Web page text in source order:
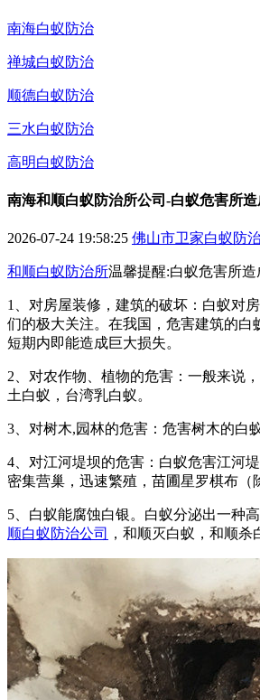
南海白蚁防治
禅城白蚁防治
顺德白蚁防治
三水白蚁防治
高明白蚁防治
南海和顺白蚁防治所公司-白蚁危害所
2026-07-24 19:58:25 佛山市卫家白蚁防
和顺白蚁防治所温馨提醒:白蚁危害所
1、对房屋装修，建筑的破坏：白蚁对
们的极大关注。在我国，危害建筑的
短期内即能造成巨大损失。
2、对农作物、植物的危害：一般来说
土白蚁，台湾乳白蚁。
3、对树木,园林的危害：危害树木的白
4、对江河堤坝的危害：白蚁危害江河
密集营巢，迅速繁殖，苗圃星罗棋布（
5、白蚁能腐蚀白银。白蚁分泌出一种
顺白蚁防治公司
，和顺灭白蚁，和顺